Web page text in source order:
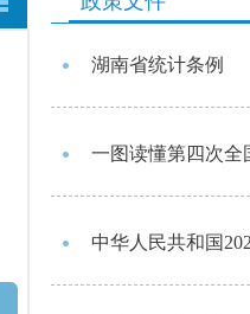
湖南省统计条例
一图读懂第四次全
中华人民共和国